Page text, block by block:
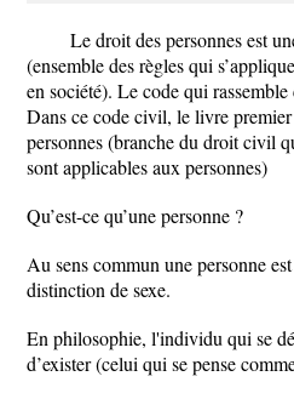
Le droit des personnes est
(ensemble des règles qui
en société). Le code qui
Dans ce code civil, le livre
personnes (branche du droit civil
sont applicables aux personnes)
Qu’est-ce qu’une personne ?
Au sens commun une personne
distinction de sexe.
En philosophie, l'individu qui se
d’exister (celui qui se pense